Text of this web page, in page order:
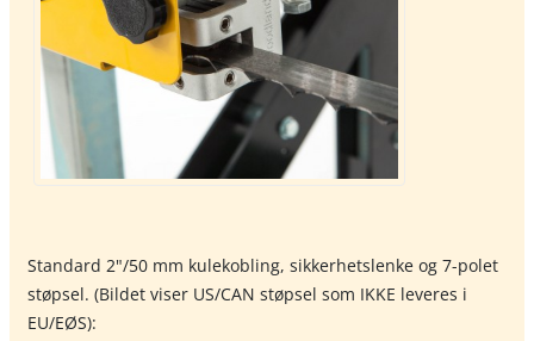
Standard 2"/50 mm kulekobling, sikkerhetslenke og 7-polet
støpsel. (Bildet viser US/CAN støpsel som IKKE leveres i
EU/EØS):